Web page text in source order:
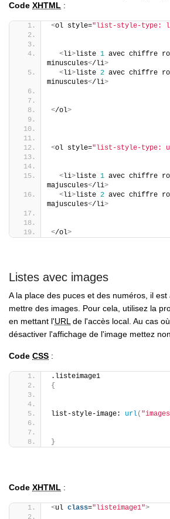
Code XHTML :
<ol style="list-style-type:
<li>liste 1 avec chiffre
minuscules</li>
<li>liste 2 avec chiffre
minuscules</li>
</ol>
<ol style="list-style-type:
<li>liste 1 avec chiffre
majuscules</li>
<li>liste 2 avec chiffre
majuscules</li>
</ol>
Listes avec images
A la place des puces et des numéros, il
mettre des images. Pour cela, utilisez la
en mettant l'URL de l'accès local. Au cas
désactiver l'affichage de l'image mettez
Code CSS :
.listeimage1
{
list-style-image: url(
}
Code XHTML :
<ul class="listeimage1">